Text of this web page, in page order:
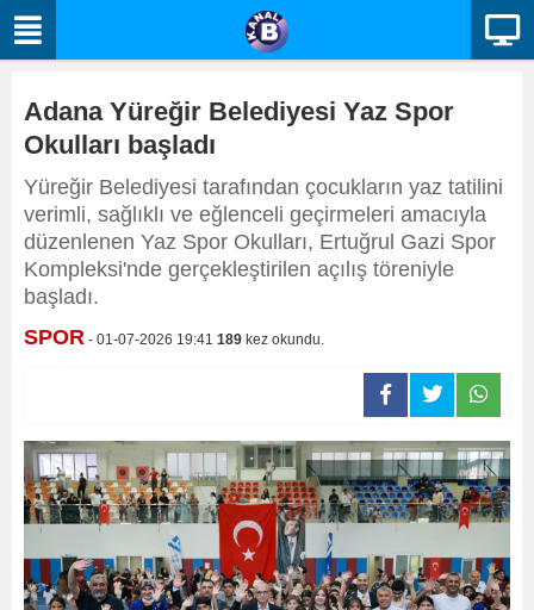
Adana Yüreğir Belediyesi Yaz Spor
Okulları başladı
Yüreğir Belediyesi tarafından çocukların yaz tatilini
verimli, sağlıklı ve eğlenceli geçirmeleri amacıyla
düzenlenen Yaz Spor Okulları, Ertuğrul Gazi Spor
Kompleksi'nde gerçekleştirilen açılış töreniyle
başladı.
SPOR - 01-07-2026 19:41 189 kez okundu.